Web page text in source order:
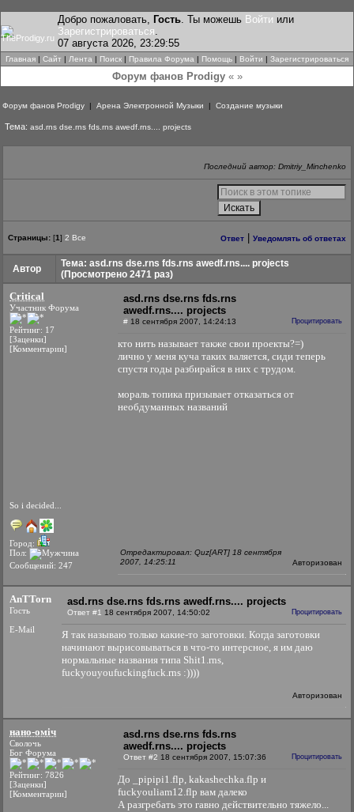
Добро пожаловать, Гость. Ты можешь Войти или
Зарегистрироваться.
07 августа 2026, 23:29:55
Главная | Сайт | Лента | Поиск | Правила Форума | Помощь | Войти | Зарегистрироваться
Форум фанов Prodigy« »
Форум фанов Prodigy | Арена Электронной Музыки | Создание музыки
Тема: asd.rns dse.rns fds.rns awedf.rns.... projects
Последний автор: Dmitriy_Minchenko
Страницы: [1] 2 Все Ответ Уведомлять об ответах
Автор
Тема: asd.rns dse.rns fds.rns awedf.rns.... projects
(Просмотрено 2471 раз)
Critical
Участник Форума
Рейтинг: 17
[Заценки]
[Комментарии]
So i decided...
Город:
Пол:
Сообщений: 247
asd.rns dse.rns fds.rns
awedf.rns.... projects
# 18 сентября 2007, 14:24:13 Процитировать
кто нить называет также свои проекты?=)
лично у меня куча таких валяется, сиди теперь
спустя годы разбирайся в них с трудом.
мораль топика призывает отказаться от
необдуманных названий
Отредактировал: Quz[ART] 18 сентября
2007, 14:25:11
Авторизован
AnTTorn
Гость
E-Mail
asd.rns dse.rns fds.rns awedf.rns.... projects
Ответ #1 18 сентября 2007, 14:50:02 Процитировать
Я так называю только какие-то заготовки. Когда заготовки
начинают вырисовываться в что-то интерсное, я им даю
нормальные названия типа Shit1.rns,
fuckyouyoufuckingfuck.rns :))))
Авторизован
нано-оміч
Сволочь
Бог Форума
Рейтинг: 7826
[Заценки]
[Комментарии]
asd.rns dse.rns fds.rns
awedf.rns.... projects
Ответ #2 18 сентября 2007, 15:07:36 Процитировать
До _pipipi1.flp, kakashechka.flp и
fuckyouliam12.flp вам далеко
А разгребать это гавно действительно тяжело...